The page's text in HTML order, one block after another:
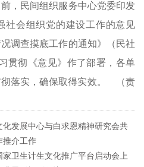
，民间组织服务中心党委印发
社会组织党的建设工作的意见
调查摸底工作的通知》（民社
贯彻《意见》作了部署，各单
彻落实，确保取得实效。 （责
发展中心与白求恩精神研究会共
推介工作
卫生计生文化推广平台启动会上